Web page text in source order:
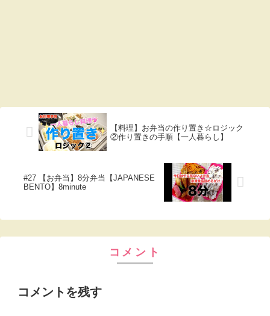
【料理】お弁当の作り置き☆ロジック
②作り置きの手順【一人暮らし】
#27 【お弁当】8分弁当【JAPANESE
BENTO】8minute
コメント
コメントを残す